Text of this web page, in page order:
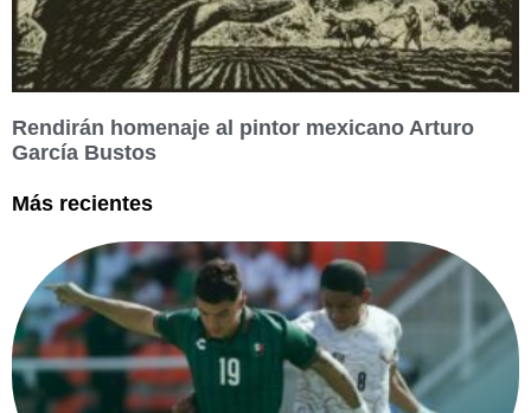
Rendirán homenaje al pintor mexicano Arturo
García Bustos
Más recientes